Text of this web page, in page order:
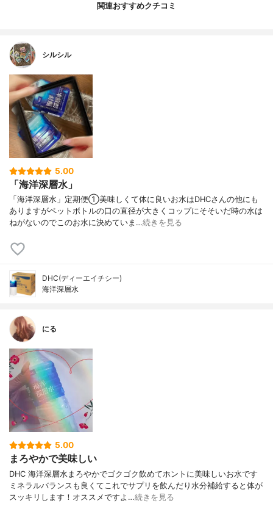
関連おすすめクチコミ
シルシル
5.00
「海洋深層水」
「海洋深層水」定期便①美味しくて体に良いお水はDHCさんの他にも
ありますがペットボトルの口の直径が大きくコップにそそいだ時の水は
ねがないのでこのお水に決めていま…続きを見る
DHC(ディーエイチシー)
海洋深層水
にる
5.00
まろやかで美味しい
DHC 海洋深層水まろやかでゴクゴク飲めてホントに美味しいお水です
ミネラルバランスも良くてこれでサプリを飲んだり水分補給すると体が
スッキリします！オススメですよ…続きを見る